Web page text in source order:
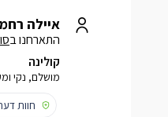
איילה
התארחנו ב
קולינה
מושלם, נקי
חוות